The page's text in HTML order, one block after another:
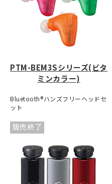
PTM-BEM3Sシリーズ(ビタ
ミンカラー)
Bluetooth®ハンズフリーヘッドセ
ット
販売終了